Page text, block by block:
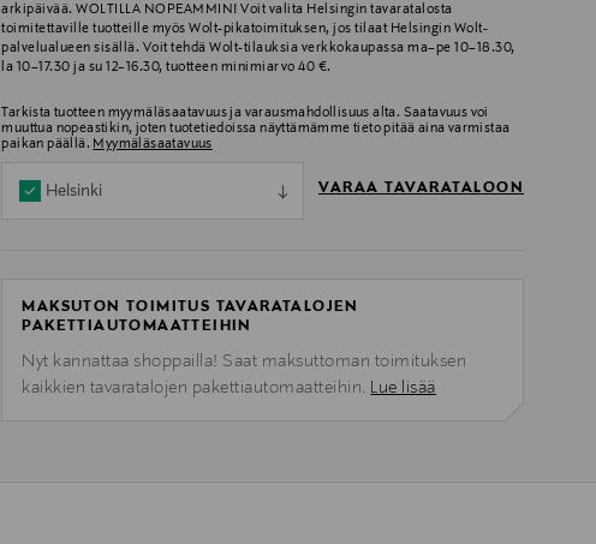
arkipäivää. WOLTILLA NOPEAMMIN! Voit valita Helsingin tavaratalosta
toimitettaville tuotteille myös Wolt-pikatoimituksen, jos tilaat Helsingin Wolt-
palvelualueen sisällä. Voit tehdä Wolt-tilauksia verkkokaupassa ma–pe 10–18.30,
la 10–17.30 ja su 12–16.30, tuotteen minimiarvo 40 €.
Tarkista tuotteen myymäläsaatavuus ja varausmahdollisuus alta. Saatavuus voi
muuttua nopeastikin, joten tuotetiedoissa näyttämämme tieto pitää aina varmistaa
paikan päällä. Myymäläsaatavuus
Helsinki VARAA TAVARATALOON
MAKSUTON TOIMITUS TAVARATALOJEN
PAKETTIAUTOMAATTEIHIN
Nyt kannattaa shoppailla! Saat maksuttoman toimituksen
kaikkien tavaratalojen pakettiautomaatteihin. Lue lisää